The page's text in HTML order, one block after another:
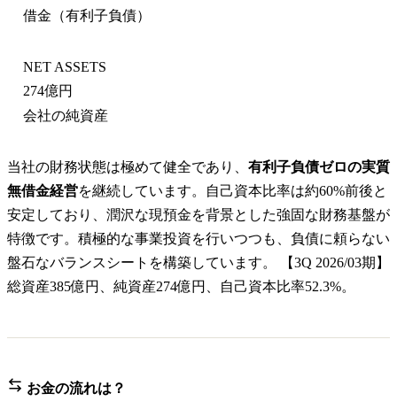
借金（有利子負債）
NET ASSETS
274億円
会社の純資産
当社の財務状態は極めて健全であり、 有利子負債ゼロの実質
無借金経営を継続しています。自己資本比率は約60%前後と
安定しており、潤沢な現預金を背景とした強固な財務基盤が
特徴です。積極的な事業投資を行いつつも、負債に頼らない
盤石なバランスシートを構築しています。 【3Q 2026/03期】
総資産385億円、純資産274億円、自己資本比率52.3%。
お金の流れは？